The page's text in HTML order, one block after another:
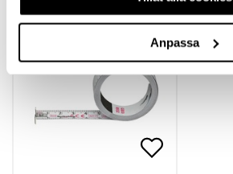
Anpassa